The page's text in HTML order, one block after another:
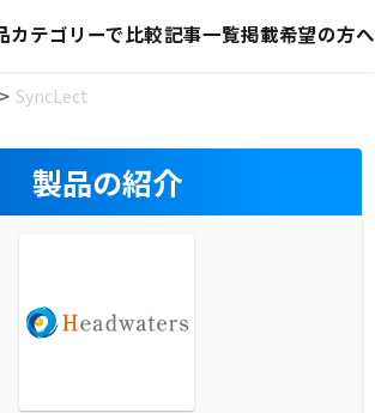
カテゴリーで比較記事一覧掲載希望の方へ
SyncLect
製品の紹介